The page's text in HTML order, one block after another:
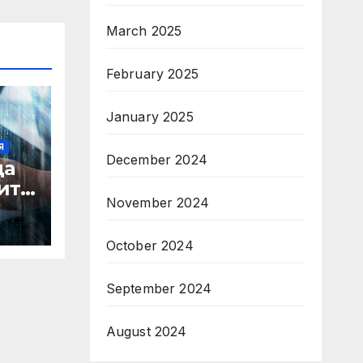
March 2025
February 2025
January 2025
December 2024
November 2024
October 2024
September 2024
August 2024